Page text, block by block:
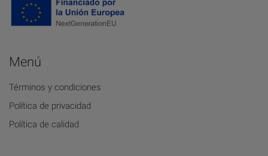
Menú
Términos y condiciones
Política de privacidad
Política de calidad